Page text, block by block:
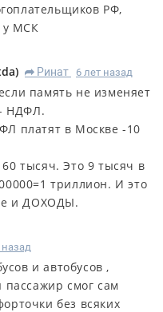
РФ,
у МСК
) R Ринат 6 лет назад
память не изменяет
НДФЛ.
платят в Москве -10
тысяч. Это 9 тысяч в
триллион. И это
и ДОХОДЫ.
назад
и автобусов ,
пассажир смог сам
без всяких